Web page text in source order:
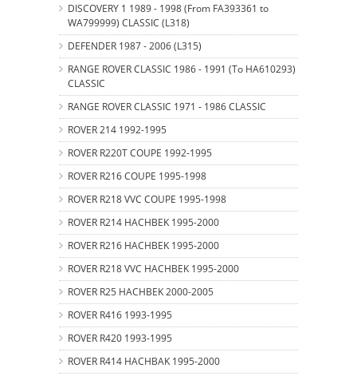
DISCOVERY 1 1989 - 1998 (From FA393361 to
WA799999) CLASSIC (L318)
DEFENDER 1987 - 2006 (L315)
RANGE ROVER CLASSIC 1986 - 1991 (To HA610293)
CLASSIC
RANGE ROVER CLASSIC 1971 - 1986 CLASSIC
ROVER 214 1992-1995
ROVER R220T COUPE 1992-1995
ROVER R216 COUPE 1995-1998
ROVER R218 VVC COUPE 1995-1998
ROVER R214 HACHBEK 1995-2000
ROVER R216 HACHBEK 1995-2000
ROVER R218 VVC HACHBEK 1995-2000
ROVER R25 HACHBEK 2000-2005
ROVER R416 1993-1995
ROVER R420 1993-1995
ROVER R414 HACHBAK 1995-2000